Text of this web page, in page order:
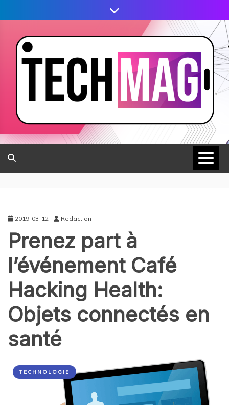
2019-03-12 Redaction
Prenez part à
l’événement Café
Hacking Health:
Objets connectés en
santé
TECHNOLOGIE